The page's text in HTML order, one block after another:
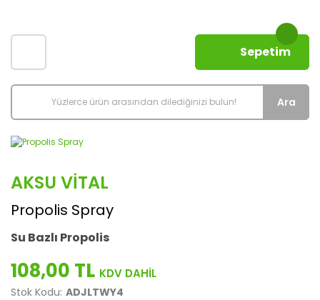
Ara
Sepetim
AKSU VITAL
Propolis Spray
Su Bazlı Propolis
108,00 TL
Stok Kodu: ADJLTWY4